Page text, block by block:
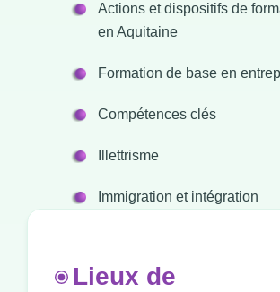
Actions et dispositifs de
en Aquitaine
Formation de base en
Compétences clés
Illettrisme
Immigration et intégration
Lieux de